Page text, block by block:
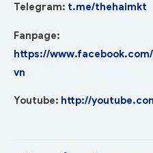
Telegram: t.me/thehaimkt
Fanpage:
https://
vn
Youtube: http://